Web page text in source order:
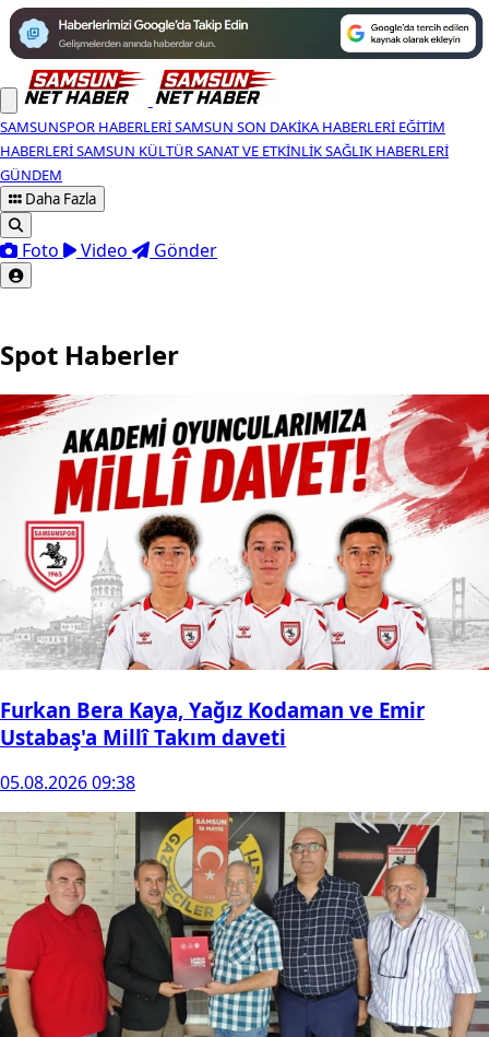
SAMSUNSPOR HABERLERISAMSUN SON DAKIKA HABERLERI EĞITIM
HABERLERISAMSUN KÜLTÜR SANAT VE ETKINLIKSAĞLIK HABERLERI
GÜNDEM
Daha Fazla
Foto Video Gönder
Spot Haberler
Furkan Bera Kaya, Yağız Kodaman ve Emir
Ustabaş'a Millî Takım daveti
05.08.2026 09:38